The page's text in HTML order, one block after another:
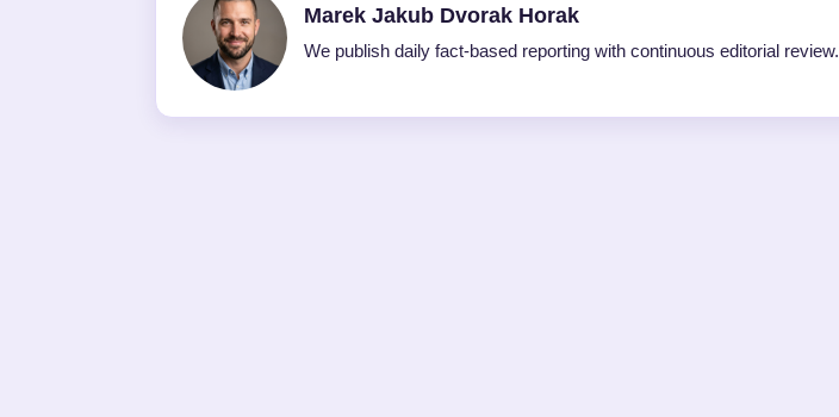
Marek Jakub Dvorak Horak
We publish daily fact-based reporting with continuous editorial review.